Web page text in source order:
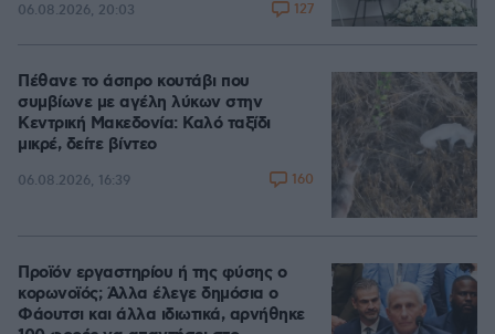
06.08.2026, 20:03 127
Πέθανε το άσπρο κουτάβι που
συμβίωνε με αγέλη λύκων στην
Κεντρική Μακεδονία: Καλό ταξίδι
μικρέ, δείτε βίντεο
06.08.2026, 16:39 160
Προϊόν εργαστηρίου ή της φύσης ο
κορωνοϊός; Άλλα έλεγε δημόσια ο
Φάουτσι και άλλα ιδιωτικά, αρνήθηκε